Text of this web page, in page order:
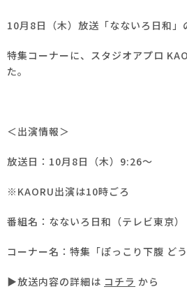
10月8日（木）放送「なないろ日和」
特集コーナーに、スタジオアプロ
た。
＜出演情報＞
放送日：10月8日（木）9:26〜
※KAORU出演は10時ごろ
番組名：なないろ日和（テレビ東京）
コーナー名：特集「ぽっこり下腹 どう
▶放送内容の詳細は コチラ から